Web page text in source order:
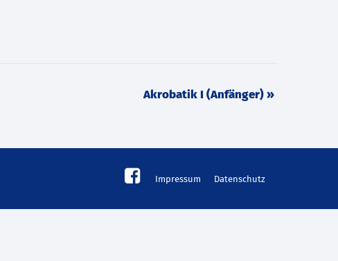
Akrobatik I (Anfänger) »
Impressum Datenschutz